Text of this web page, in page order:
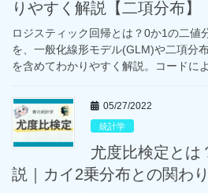
りやすく解説【二項分布】
ロジスティック回帰とは？0か1の二値
を、一般化線形モデル(GLM)や二項分
を含めてわかりやすく解説。コードに
05/27/2022
統計学
尤度比検定とは
説｜カイ2乗分布との関わり